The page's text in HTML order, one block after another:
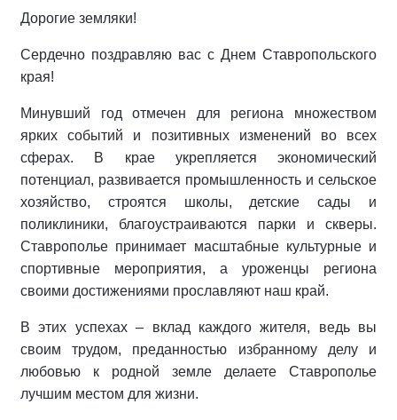
Дорогие земляки!
Сердечно поздравляю вас с Днем Ставропольского
края!
Минувший год отмечен для региона множеством
ярких событий и позитивных изменений во всех
сферах. В крае укрепляется экономический
потенциал, развивается промышленность и сельское
хозяйство, строятся школы, детские сады и
поликлиники, благоустраиваются парки и скверы.
Ставрополье принимает масштабные культурные и
спортивные мероприятия, а уроженцы региона
своими достижениями прославляют наш край.
В этих успехах – вклад каждого жителя, ведь вы
своим трудом, преданностью избранному делу и
любовью к родной земле делаете Ставрополье
лучшим местом для жизни.